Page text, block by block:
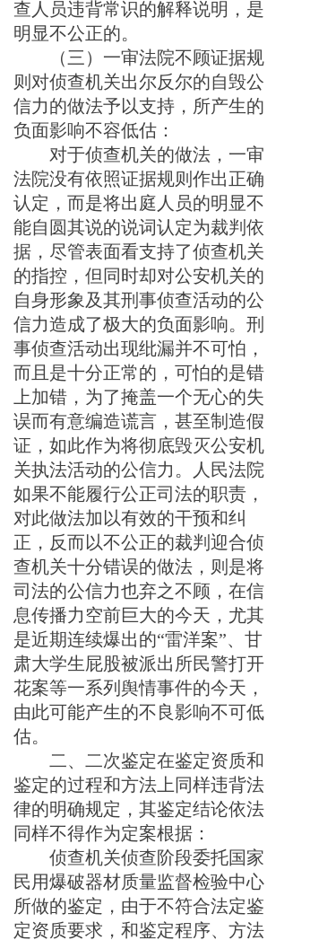
查人员违背常识的解释说明，是
明显不公正的。
（三）一审法院不顾证据规
则对侦查机关出尔反尔的自毁公
信力的做法予以支持，所产生的
负面影响不容低估：
对于侦查机关的做法，一审
法院没有依照证据规则 作出正确
认定，而是将出庭人员的明显不
能自圆其说的说词认定为裁判依
据，尽管表面看支持了侦查机关
的指控，但同时却对公安机关的
自身形象及其刑事侦查活动的公
信力造成了极大的负面影响。刑
事侦查活动出现纰漏并不可怕 ，
而且是十分正常的， 可怕的是错
上加错，为了掩盖一个无心的失
误而有意编造谎言， 甚至制造假
证，如此作为将彻底毁灭公安机
关执法活动的公信力。人民法院
如果不能履行公正司法的职责，
对此做法加以有效的干预和纠
正， 反而以不公正的裁判 迎合侦
查机关十分错误的做法，则是将
司法的公信力也弃之不顾 ，在信
息传播力空前巨大的今天， 尤其
是近期连续爆出的“雷洋案”、 甘
肃大学生屁股被派出所民警打开
花案等一系列舆情事件的今天，
由此可能产生的不良影响不可低
估。
二、 二次鉴定在鉴定资质和
鉴定的过程和方法上同样违背法
律的明确规定，其鉴定结论依法
同样不得作为定案根据：
侦查机关侦查阶段委托国家
民用爆破器材质量监督检验中心
所做的鉴定，由于不符合法定鉴
定资质要求，和鉴定程序、方法